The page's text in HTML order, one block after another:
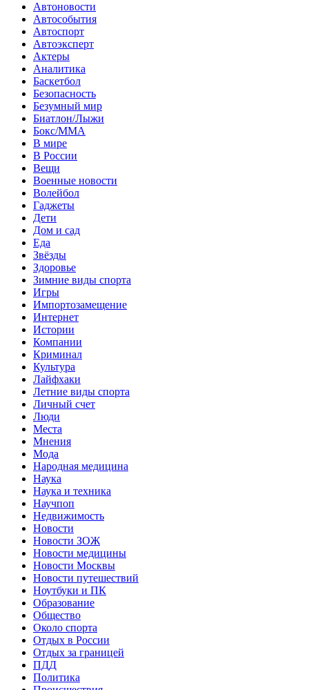
Автоновости
Автособытия
Автоспорт
Автоэксперт
Актеры
Аналитика
Баскетбол
Безопасность
Безумный мир
Биатлон/Лыжи
Бокс/MMA
В мире
В России
Вещи
Военные новости
Волейбол
Гаджеты
Дети
Дом и сад
Еда
Звёзды
Здоровье
Зимние виды спорта
Игры
Импортозамещение
Интернет
Истории
Компании
Криминал
Культура
Лайфхаки
Летние виды спорта
Личный счет
Люди
Места
Мнения
Мода
Народная медицина
Наука
Наука и техника
Научпоп
Недвижимость
Новости
Новости ЗОЖ
Новости медицины
Новости Москвы
Новости путешествий
Ноутбуки и ПК
Образование
Общество
Около спорта
Отдых в России
Отдых за границей
ПДД
Политика